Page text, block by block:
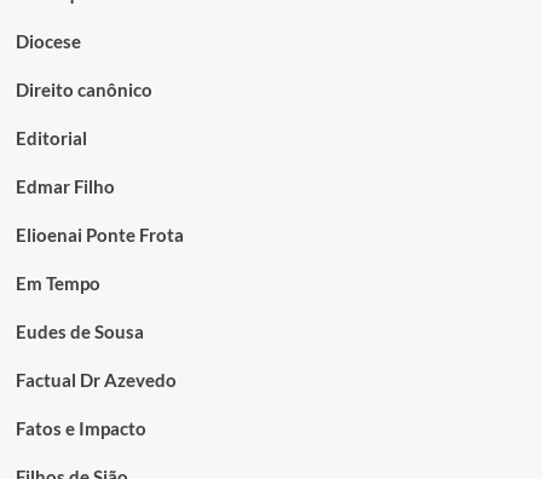
Diocese
Direito canônico
Editorial
Edmar Filho
Elioenai Ponte Frota
Em Tempo
Eudes de Sousa
Factual Dr Azevedo
Fatos e Impacto